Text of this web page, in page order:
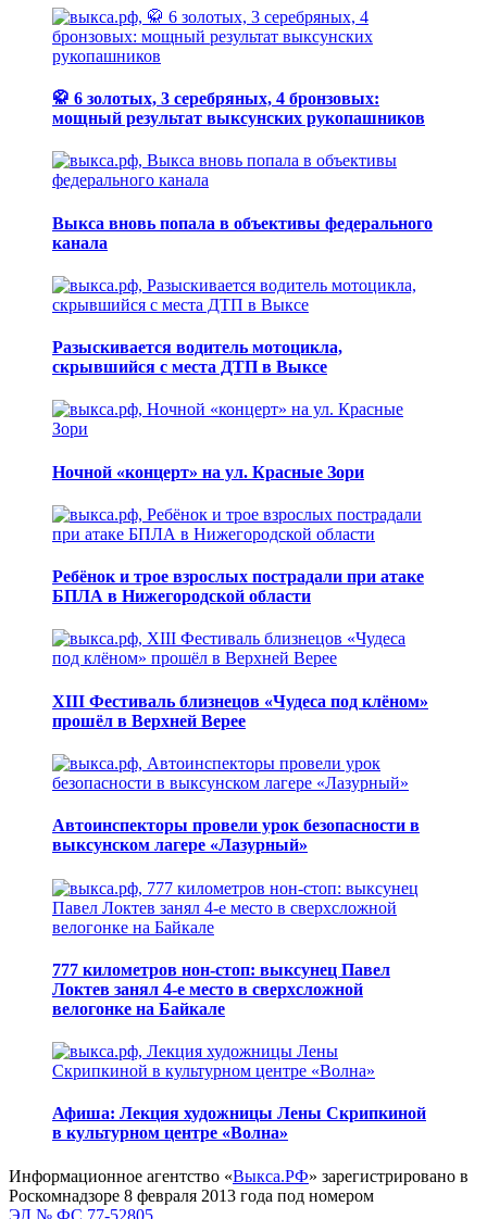
🥋 6 золотых, 3 серебряных, 4 бронзовых:
мощный результат выксунских рукопашников
Выкса вновь попала в объективы федерального
канала
Разыскивается водитель мотоцикла,
скрывшийся с места ДТП в Выксе
Ночной «концерт» на ул. Красные Зори
Ребёнок и трое взрослых пострадали при атаке
БПЛА в Нижегородской области
XIII Фестиваль близнецов «Чудеса под клёном»
прошёл в Верхней Верее
Автоинспекторы провели урок безопасности в
выксунском лагере «Лазурный»
777 километров нон-стоп: выксунец Павел
Локтев занял 4-е место в сверхсложной
велогонке на Байкале
Афиша: Лекция художницы Лены Скрипкиной
в культурном центре «Волна»
Информационное агентство «Выкса.РФ» зарегистрировано в
Роскомнадзоре 8 февраля 2013 года под номером
ЭЛ № ФС 77-52805